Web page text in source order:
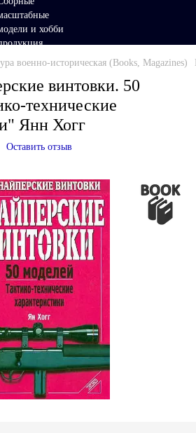
военно-историческая (Books, Magazines)
винтовки. 50
технические
Янн Хогг
Оставить отзыв